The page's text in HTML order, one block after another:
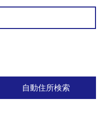
自動住所検索